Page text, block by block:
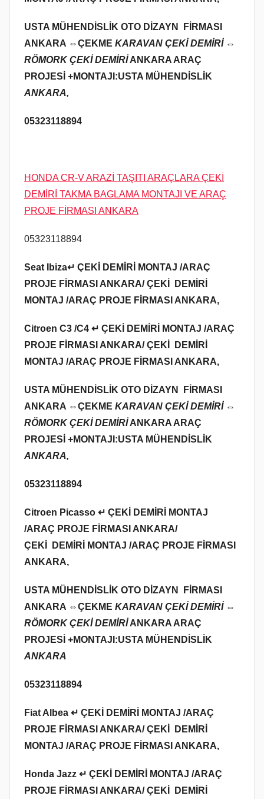
USTA MÜHENDİSLİK OTO DİZAYN FİRMASI
ANKARA ⇔ÇEKME KARAVAN ÇEKİ DEMİRİ ⇔
RÖMORK ÇEKİ DEMİRİANKARA ARAÇ
PROJESİ +MONTAJI:USTA MÜHENDİSLİK
ANKARA,
05323118894
HONDA CR-V ARAZİ TAŞITI ARAÇLARA ÇEKİ
DEMİRİ TAKMA BAGLAMA MONTAJI VE ARAÇ
PROJE FİRMASI ANKARA
05323118894
Seat Ibiza↵ ÇEKİ DEMİRİ MONTAJ /ARAÇ
PROJE FİRMASI ANKARA/ ÇEKİ DEMİRİ
MONTAJ /ARAÇ PROJE FİRMASI ANKARA,
Citroen C3 /C4 ↵ ÇEKİ DEMİRİ MONTAJ /ARAÇ
PROJE FİRMASI ANKARA/ ÇEKİ DEMİRİ
MONTAJ /ARAÇ PROJE FİRMASI ANKARA,
USTA MÜHENDİSLİK OTO DİZAYN FİRMASI
ANKARA ⇔ÇEKME KARAVAN ÇEKİ DEMİRİ ⇔
RÖMORK ÇEKİ DEMİRİANKARA ARAÇ
PROJESİ +MONTAJI:USTA MÜHENDİSLİK
ANKARA,
05323118894
Citroen Picasso ↵ ÇEKİ DEMİRİ MONTAJ
/ARAÇ PROJE FİRMASI ANKARA/
ÇEKİ DEMİRİ MONTAJ /ARAÇ PROJE FİRMASI
ANKARA,
USTA MÜHENDİSLİK OTO DİZAYN FİRMASI
ANKARA ⇔ÇEKME KARAVAN ÇEKİ DEMİRİ ⇔
RÖMORK ÇEKİ DEMİRİANKARA ARAÇ
PROJESİ +MONTAJI:USTA MÜHENDİSLİK
ANKARA
05323118894
Fiat Albea ↵ ÇEKİ DEMİRİ MONTAJ /ARAÇ
PROJE FİRMASI ANKARA/ ÇEKİ DEMİRİ
MONTAJ /ARAÇ PROJE FİRMASI ANKARA,
Honda Jazz ↵ ÇEKİ DEMİRİ MONTAJ /ARAÇ
PROJE FİRMASI ANKARA/ ÇEKİ DEMİRİ